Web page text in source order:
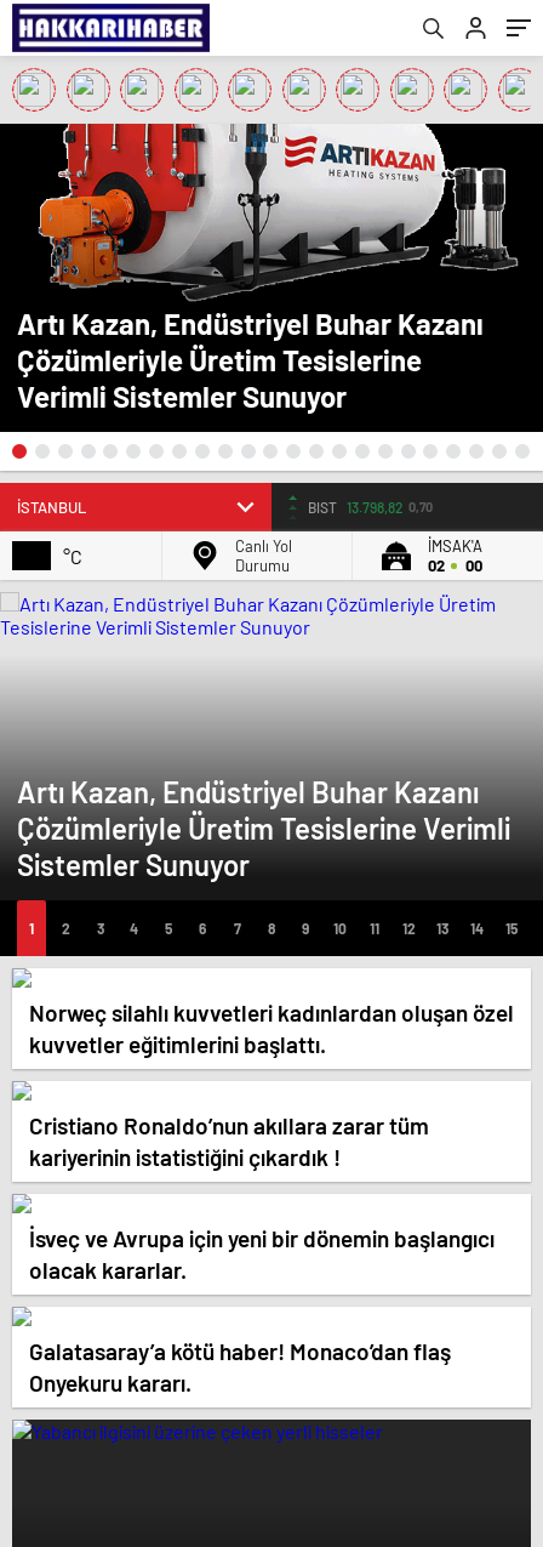
Artı Kazan, Endüstriyel Buhar Kazanı
Çözümleriyle Üretim Tesislerine
Verimli Sistemler Sunuyor
BIST 13.798,82 0,70
°C
Canlı Yol
Durumu
İMSAK'A
02
00
Artı Kazan, Endüstriyel Buhar Kazanı
Çözümleriyle Üretim Tesislerine Verimli
Sistemler Sunuyor
Norweç silahlı kuvvetleri kadınlardan oluşan özel
kuvvetler eğitimlerini başlattı.
Cristiano Ronaldo’nun akıllara zarar tüm
kariyerinin istatistiğini çıkardık !
İsveç ve Avrupa için yeni bir dönemin başlangıcı
olacak kararlar.
Galatasaray’a kötü haber! Monaco’dan flaş
Onyekuru kararı.